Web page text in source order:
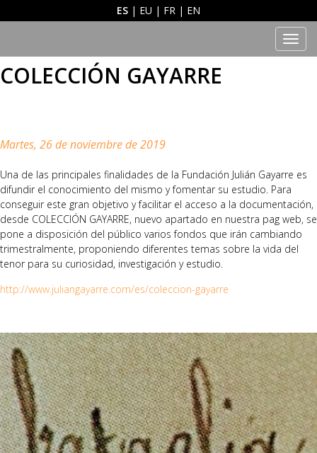
ES | EU | FR | EN
COLECCIÓN GAYARRE
Martes, 26 de noviembre de 2019
Una de las principales finalidades de la Fundación Julián Gayarre es
difundir el conocimiento del mismo y fomentar su estudio. Para
conseguir este gran objetivo y facilitar el acceso a la documentación,
desde COLECCIÓN GAYARRE, nuevo apartado en nuestra pag web, se
pone a disposición del público varios fondos que irán cambiando
trimestralmente, proponiendo diferentes temas sobre la vida del
tenor para su curiosidad, investigación y estudio.
http://www.juliangayarre.com/es/coleccion-gayarre